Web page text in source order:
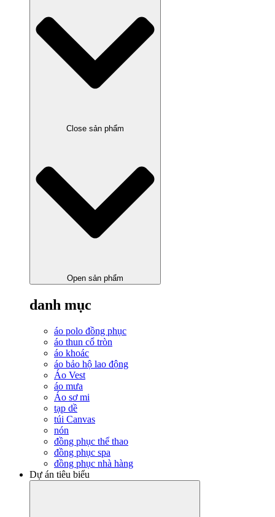
Close sản phẩm
Open sản phẩm
danh mục
áo polo đồng phục
áo thun cổ tròn
áo khoác
áo bảo hộ lao động
Áo Vest
áo mưa
Áo sơ mi
tạp dề
túi Canvas
nón
đồng phục thể thao
đồng phục spa
đồng phục nhà hàng
Dự án tiêu biểu